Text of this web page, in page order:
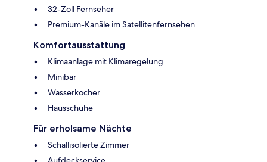
32-Zoll Fernseher
Premium-Kanäle im Satellitenfernsehen
Komfortausstattung
Klimaanlage mit Klimaregelung
Minibar
Wasserkocher
Hausschuhe
Für erholsame Nächte
Schallisolierte Zimmer